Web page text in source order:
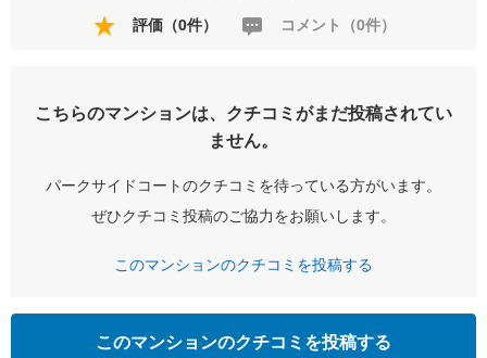
評価（0件） コメント（0件）
こちらのマンションは、クチコミがまだ投稿されてい
ません。
パークサイドコートのクチコミを待っている方がいます。
ぜひクチコミ投稿のご協力をお願いします。
このマンションのクチコミを投稿する
このマンションのクチコミを投稿する